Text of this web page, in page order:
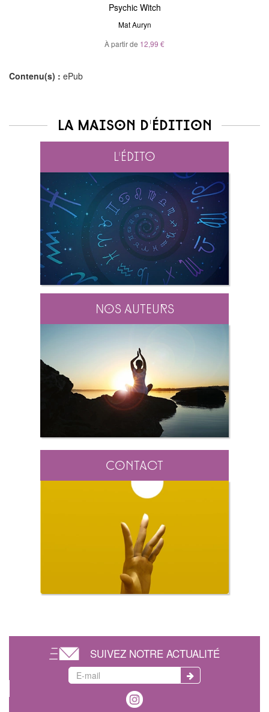
Psychic Witch
Mat Auryn
À partir de 12,99 €
Contenu(s) : ePub
La maison d'édition
L'édito
Nos auteurs
Contact
SUIVEZ NOTRE ACTUALITÉ